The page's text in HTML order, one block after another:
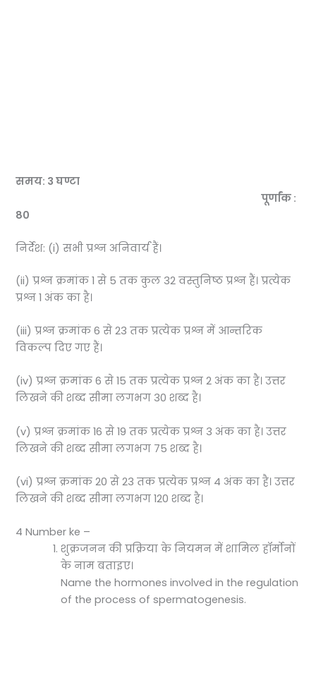
समय: 3 घण्टा
पूर्णांक :
80
निर्देश: (i) सभी प्रश्न अनिवार्य हैं।
(ii) प्रश्न क्रमांक 1 से 5 तक कुल 32 वस्तुनिष्ठ प्रश्न हैं। प्रत्येक
प्रश्न 1 अंक का है।
(iii) प्रश्न क्रमांक 6 से 23 तक प्रत्येक प्रश्न में आन्तरिक
विकल्प दिए गए हैं।
(iv) प्रश्न क्रमांक 6 से 15 तक प्रत्येक प्रश्न 2 अंक का है। उत्तर
लिखने की शब्द सीमा लगभग 30 शब्द है।
(v) प्रश्न क्रमांक 16 से 19 तक प्रत्येक प्रश्न 3 अंक का है। उत्तर
लिखने की शब्द सीमा लगभग 75 शब्द है।
(vi) प्रश्न क्रमांक 20 से 23 तक प्रत्येक प्रश्न 4 अंक का है। उत्तर
लिखने की शब्द सीमा लगभग 120 शब्द है।
4 Number ke –
शुक्रजनन की प्रक्रिया के नियमन में शामिल हॉर्मोनों
के नाम बताइए।
Name the hormones involved in the regulation
of the process of spermatogenesis.